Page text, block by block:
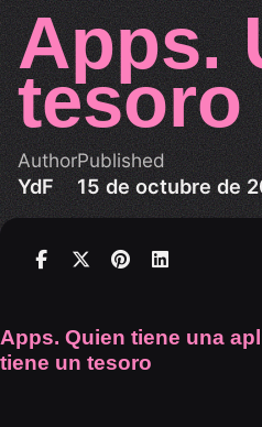
Apps.
tesoro
Author
YdF
Published
15 de octubre de
Apps. Quien tiene una
tiene un tesoro